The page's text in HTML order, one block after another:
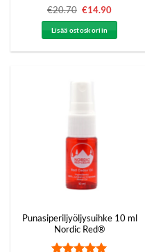
Arvostelu
tuotteesta:
4/ 5
€20.70 Alkuperäinen
oli:
€20.70.
€14.90Nykyinen
Lisää ostoskoriin
Punasiperiljyöljysuihke 10 ml
Nordic Red®